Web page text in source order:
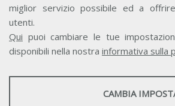
miglior servizio possibile ed a
utenti.
Qui puoi cambiare le tue
disponibili nella nostra informativa sulla
STATISTICHE
CAMBIA